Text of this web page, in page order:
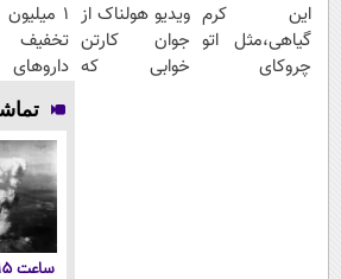
این کرم
گیاهی،مثل اتو
چروکای
ویدیو هولناک از
جوان کارتن
خوابی که
1
تخفیف
داروهای
با
یخ!